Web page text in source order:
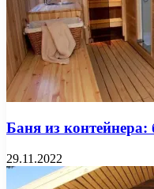
Баня из контейнера:
29.11.2022